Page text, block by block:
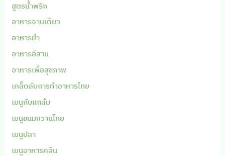
สูตรน้ำพริก
อาหารจานเดียว
อาหารยำ
อาหารอีสาน
อาหารเพื่อสุขภาพ
เคล็ดลับการทำอาหารไทย
เมนูกับแกล้ม
เมนูขนมหวานไทย
เมนูปลา
เมนูอาหารคลีน